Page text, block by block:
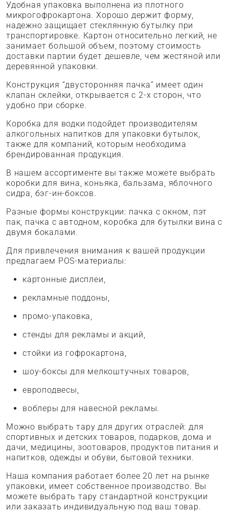
Удобная упаковка выполнена из плотного
микрогофрокартона. Хорошо держит форму,
надежно защищает стеклянную бутылку при
транспортировке. Картон относительно легкий, не
занимает большой объем, поэтому стоимость
доставки партии будет дешевле, чем жестяной или
деревянной упаковки.
Конструкция “двусторонняя пачка” имеет один
клапан склейки, открывается с 2-х сторон, что
удобно при сборке.
Коробка для водки подойдет производителям
алкогольных напитков для упаковки бутылок,
также для компаний, которым необходима
брендированная продукция.
В нашем ассортименте вы также можете выбрать
коробки для вина, коньяка, бальзама, яблочного
сидра, бэг-ин-боксов.
Разные формы конструкции: пачка с окном, пэт
пак, пачка с автодном, коробка для бутылки вина с
двумя бокалами.
Для привлечения внимания к вашей продукции
предлагаем POS-материалы:
картонные дисплеи,
рекламные поддоны,
промо-упаковка,
стенды для рекламы и акций,
стойки из гофрокартона,
шоу-боксы для мелкоштучных товаров,
европодвесы,
воблеры для навесной рекламы.
Можно выбрать тару для других отраслей: для
спортивных и детских товаров, подарков, дома и
дачи, медицины, зоотоваров, продуктов питания и
напитков, одежды и обуви, бытовой техники.
Наша компания работает более 20 лет на рынке
упаковки, имеет собственное производство. Вы
можете выбрать тару стандартной конструкции
или заказать индивидуальную под ваш товар.